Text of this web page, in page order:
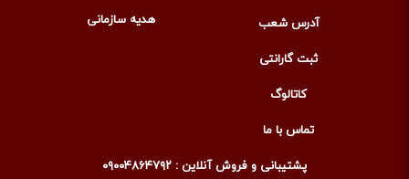
آدرس شعب
ثبت گارانتی
کاتالوگ
تماس با ما
هدیه سازمانی
پشتیبانی و فروش آنلاین : ۰۹۰۰۴۸۶۴۷۹۲